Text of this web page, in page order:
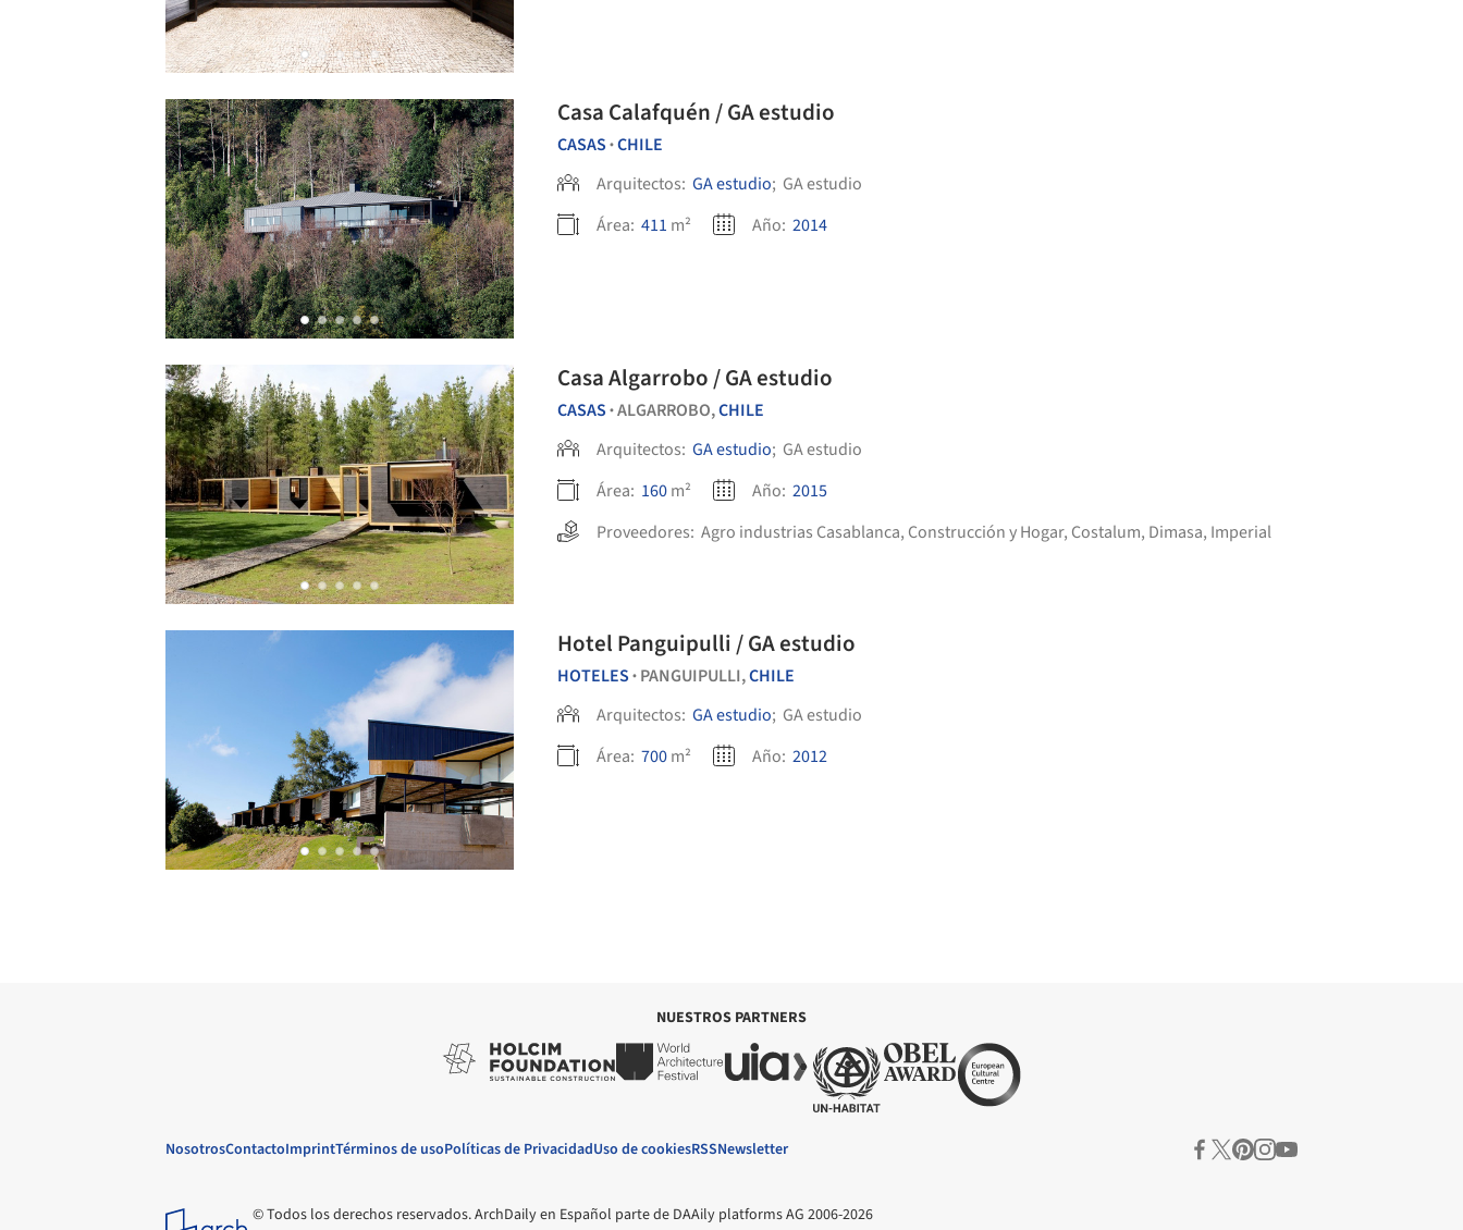
Casa Calafquén / GA estudio
CASAS •CHILE
Arquitectos: GA estudio; GA estudio
Área: 411 m² Año: 2014
Casa Algarrobo / GA estudio
CASAS •ALGARROBO,CHILE
Arquitectos: GA estudio; GA estudio
Área: 160m² Año: 2015
Proveedores: Agro industrias Casablanca, Construcción y Hogar, Costalum, Dimasa, Imperial
Hotel Panguipulli / GA estudio
HOTELES • PANGUIPULLI,CHILE
Arquitectos: GA estudio; GA estudio
Área: 700m² Año: 2012